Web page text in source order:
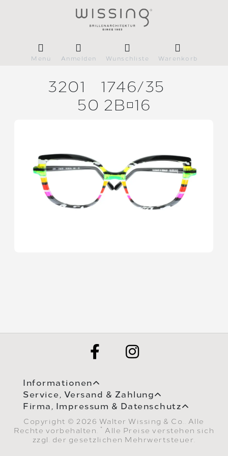
Menü Anmelden Wunschliste Warenkorb
3201 1746/35
50 2B16
Informationen
Service, Versand & Zahlung
Firma, Impressum & Datenschutz
Copyright © 2026 Walter Wissing & Co.. Alle
Rechte vorbehalten.
* Alle Preise verstehen sich
zzgl. der gesetzlichen Mehrwertsteuer.